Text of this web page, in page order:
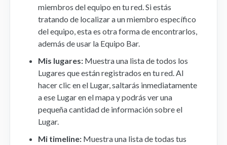
miembros del equipo en tu red. Si estás
tratando de localizar a un miembro específico
del equipo, esta es otra forma de encontrarlos,
además de usar la Equipo Bar.
Mis lugares: Muestra una lista de todos los
Lugares que están registrados en tu red. Al
hacer clic en el Lugar, saltarás inmediatamente
a ese Lugar en el mapa y podrás ver una
pequeña cantidad de información sobre el
Lugar.
Mi timeline: Muestra una lista de todas tus